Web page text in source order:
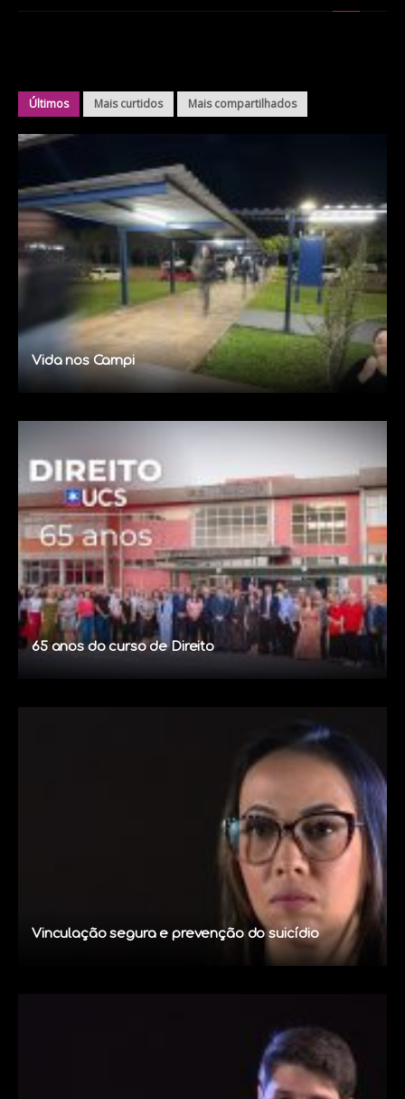
Últimos Mais curtidos Mais compartilhados
Vida nos Campi
65 anos do curso de Direito
Vinculação segura e prevenção do suicídio